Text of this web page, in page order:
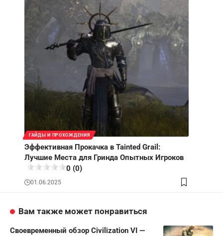
ГАЙДЫ И ПРОХОЖДЕНИЯ
Эффективная Прокачка в Tainted Grail:
Лучшие Места для Гринда Опытных Игроков
0 (0)
01.06.2025
Вам также может понравиться
Своевременный обзор Civilization VI —